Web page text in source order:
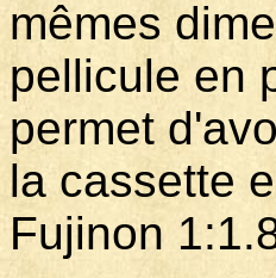
mêmes
pellicule en
permet
la cassette
Fujinon